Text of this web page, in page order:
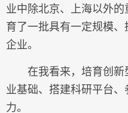
业中除北京、上海以外
育了一批具有一定规模
企业。
在我看来，培育创
业基础、搭建科研平台
力。